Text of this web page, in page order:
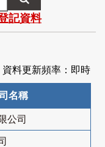
記資料
資料更新頻率：即時
名稱
公司